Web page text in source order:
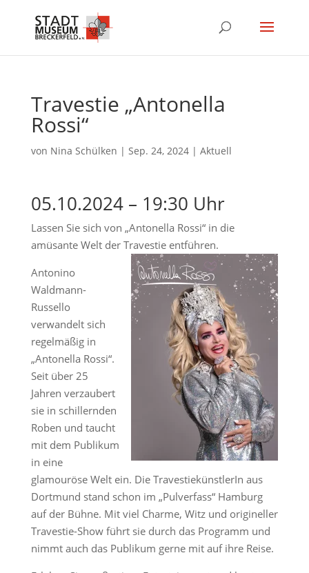
Travestie „Antonella
Rossi“
von Nina Schülken | Sep. 24, 2024| Aktuell
05.10.2024 – 19:30 Uhr
Lassen Sie sich von „Antonella Rossi“ in die
amüsante Welt der Travestie entführen.
Antonino
Waldmann-
Russello
verwandelt sich
regelmäßig in
„Antonella Rossi“.
Seit über 25
Jahren verzaubert
sie in schillernden
Roben und taucht
mit dem Publikum
in eine
glamouröse Welt ein. Die TravestiekünstlerIn aus
Dortmund stand schon im „Pulverfass“ Hamburg
auf der Bühne. Mit viel Charme, Witz und origineller
Travestie-Show führt sie durch das Programm und
nimmt auch das Publikum gerne mit auf ihre Reise.